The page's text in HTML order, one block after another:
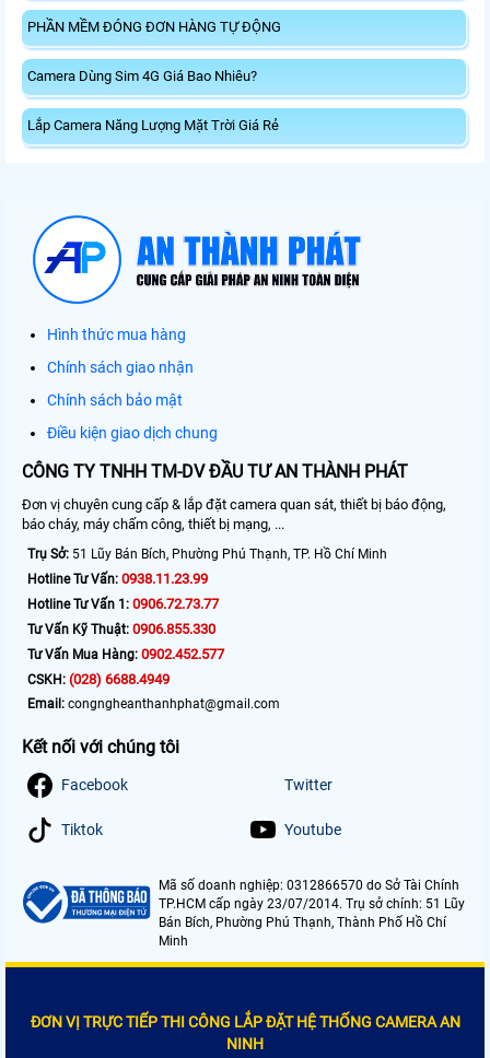
PHẦN MỀM ĐÓNG ĐƠN HÀNG TỰ ĐỘNG
Camera Dùng Sim 4G Giá Bao Nhiêu?
Lắp Camera Năng Lượng Mặt Trời Giá Rẻ
Hình thức mua hàng
Chính sách giao nhận
Chính sách bảo mật
Điều kiện giao dịch chung
CÔNG TY TNHH TM-DV ĐẦU TƯ AN THÀNH PHÁT
Đơn vị chuyên cung cấp & lắp đặt camera quan sát, thiết bị báo động,
báo cháy, máy chấm công, thiết bị mạng, ...
Trụ Sở: 51 Lũy Bán Bích, Phường Phú Thạnh, TP. Hồ Chí Minh
Hotline Tư Vấn: 0938.11.23.99
Hotline Tư Vấn 1: 0906.72.73.77
Tư Vấn Kỹ Thuật: 0906.855.330
Tư Vấn Mua Hàng: 0902.452.577
CSKH: (028) 6688.4949
Email: congngheanthanhphat@gmail.com
Kết nối với chúng tôi
Facebook Twitter
Tiktok Youtube
Mã số doanh nghiệp: 0312866570 do Sở Tài Chính
TP.HCM cấp ngày 23/07/2014. Trụ sở chính: 51 Lũy
Bán Bích, Phường Phú Thạnh, Thành Phố Hồ Chí
Minh
ĐƠN VỊ TRỰC TIẾP THI CÔNG LẮP ĐẶT HỆ THỐNG CAMERA AN
NINH